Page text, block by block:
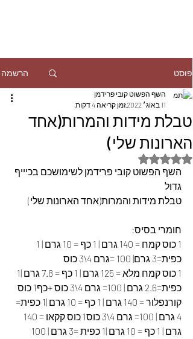
פוסט הרשמה
טבלת מידות והמרות(אחד
הארונות שלי)
השף הפשוט קובי פרידמן
11 באוג׳ 2022
זמן קריאה 4 דקות
דירוג של NaN מתוך 5 כוכבים
השף הפשוט קובי פרידמן לשימושכם בכיייף
גדול
טבלת מידות והמרות(אחד הארונות שלי)
חומרי בסיס:
כפית=3 גרם| 100 =גרם 4\3 כוס
כפית=2.6 גרם | 100= גרם 4\3 כוס +כף1 כוס
קורנפלור = 140 גרם | 1 כף = 10 גרם |1 כפית=